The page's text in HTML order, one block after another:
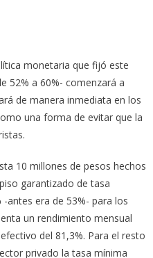
monetaria que fijó este
52% a 60%- comenzará a
de manera inmediata en los
una forma de evitar que la
10 millones de pesos hechos
garantizado de tasa
antes era de 53%- para los
un rendimiento mensual
del 81,3%. Para el resto
privado la tasa mínima